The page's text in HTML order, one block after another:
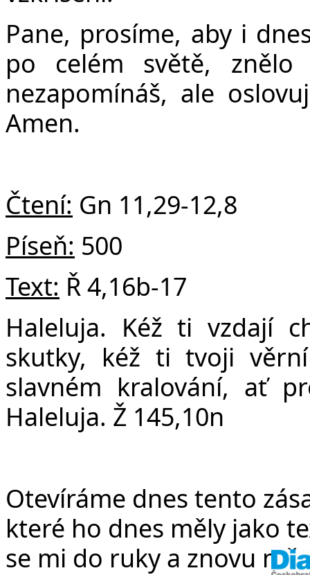
v
Pane, prosíme, aby i
po celém světě,
nezapomínáš, ale
Amen.
Čtení: Gn 11,29-12,8
Píseň: 500
Text: Ř 4,16b-17
Haleluja. Kéž ti vzdají
skutky, kéž ti tvoji
slavném kralování, ať
Haleluja. Ž 145,10n
Otevíráme dnes tento
které ho dnes měly jako
se mi do ruky a znovu